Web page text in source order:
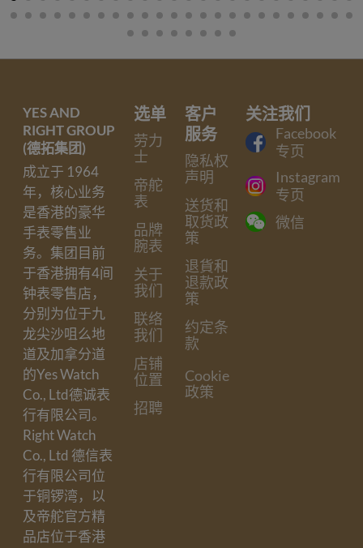
选单
劳力
士
帝舵
表
品牌
腕表
关于
我们
联络
我们
店铺
位置
招聘
客户
服务
隐私权
声明
送货和
取货政
策
退貨和
退款政
策
约定条
款
Cookie
政策
关注我们
Facebook
专页
Instagram
专页
微信
YES AND
RIGHT GROUP
(德拓集团)
成立于 1964
年，核心业务
是香港的豪华
手表零售业
务。集团目前
于香港拥有4间
钟表零售店，
分别为位于九
龙尖沙咀么地
道及加拿分道
的Yes Watch
Co., Ltd德诚表
行有限公司。
Right Watch
Co., Ltd 德信表
行有限公司位
于铜锣湾，以
及帝舵官方精
品店位于香港